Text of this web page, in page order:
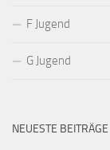
F Jugend
G Jugend
NEUESTE BEITRÄGE